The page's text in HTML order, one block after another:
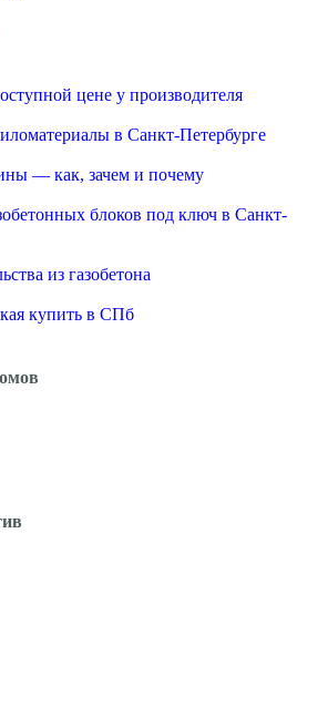
цене у производителя
в Санкт-Петербурге
— как, зачем и почему
блоков под ключ в Санкт-
из газобетона
купить в СПб